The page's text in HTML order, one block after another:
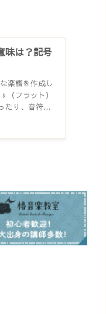
味は？記号
楽譜を作成し
フラット）
たり、音符の